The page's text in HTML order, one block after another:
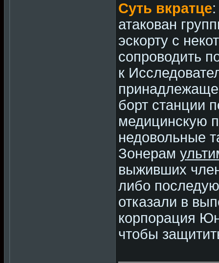
Суть вкратце
атакован
эскорту с
сопроводить
к
борт станции
медицинскую
недовольные
Зонерам
выживших
либо
отказали в
корпорация
чтобы